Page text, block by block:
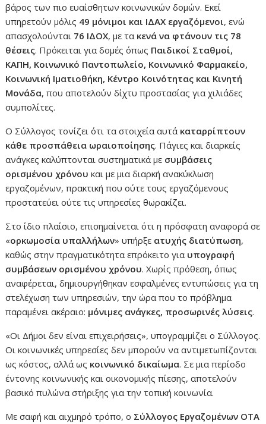
βάρος των πιο ευαίσθητων κοινωνικών δομών. Εκεί
υπηρετούν μόλις 49 μόνιμοι και ΙΔΑΧ εργαζόμενοι, ενώ
απασχολούνται 76 ΙΔΟΧ, με τα κενά να φτάνουν τις 78
θέσεις. Πρόκειται για δομές όπως Παιδικοί Σταθμοί,
ΚΑΠΗ, Κοινωνικό Παντοπωλείο, Κοινωνικό Φαρμακείο,
Κοινωνική Ιματιοθήκη, Κέντρο Κοινότητας και Κινητή
Μονάδα, που αποτελούν δίχτυ προστασίας για χιλιάδες
συμπολίτες.
Ο Σύλλογος τονίζει ότι τα στοιχεία αυτά καταρρίπτουν
κάθε προσπάθεια ωραιοποίησης. Πάγιες και διαρκείς
ανάγκες καλύπτονται συστηματικά με συμβάσεις
ορισμένου χρόνου και με μια διαρκή ανακύκλωση
εργαζομένων, πρακτική που ούτε τους εργαζόμενους
προστατεύει ούτε τις υπηρεσίες θωρακίζει.
Στο ίδιο πλαίσιο, επισημαίνεται ότι η πρόσφατη αναφορά σε
«ορκωμοσία υπαλλήλων» υπήρξε ατυχής διατύπωση,
καθώς στην πραγματικότητα επρόκειτο για υπογραφή
συμβάσεων ορισμένου χρόνου. Χωρίς πρόθεση, όπως
αναφέρεται, δημιουργήθηκαν εσφαλμένες εντυπώσεις για τη
στελέχωση των υπηρεσιών, την ώρα που το πρόβλημα
παραμένει ακέραιο: μόνιμες ανάγκες, προσωρινές λύσεις.
«Οι Δήμοι δεν είναι επιχειρήσεις», υπογραμμίζει ο Σύλλογος.
Οι κοινωνικές υπηρεσίες δεν μπορούν να αντιμετωπίζονται
ως κόστος, αλλά ως κοινωνικό δικαίωμα. Σε μια περίοδο
έντονης κοινωνικής και οικονομικής πίεσης, αποτελούν
βασικό πυλώνα στήριξης για την τοπική κοινωνία.
Με σαφή και αιχμηρό τρόπο, ο Σύλλογος Εργαζομένων ΟΤΑ